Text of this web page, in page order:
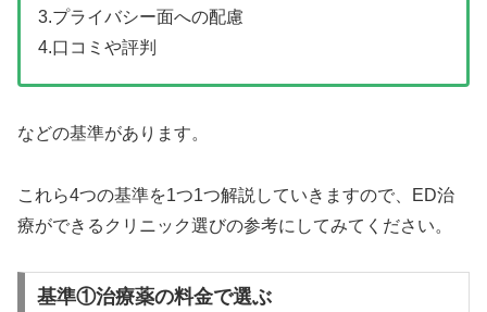
3.プライバシー面への配慮
4.口コミや評判
などの基準があります。
これら4つの基準を1つ1つ解説していきますので、ED治
療ができるクリニック選びの参考にしてみてください。
基準①治療薬の料金で選ぶ